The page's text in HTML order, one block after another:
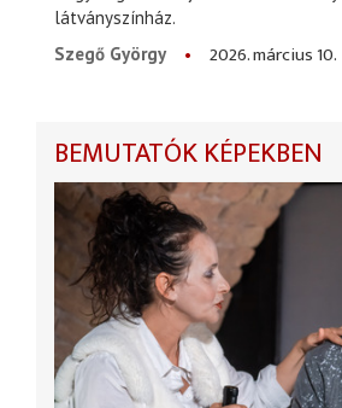
látványszínház.
Szegő György
2026. március 10.
BEMUTATÓK KÉPEKBEN